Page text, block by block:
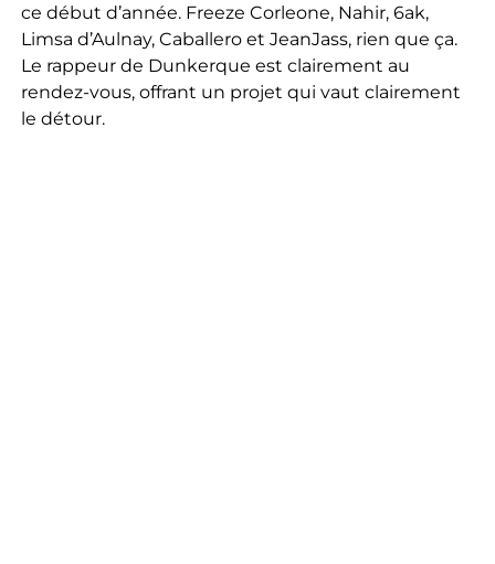
ce début d’année. Freeze Corleone, Nahir, 6ak,
Limsa d’Aulnay, Caballero et JeanJass, rien que ça.
Le rappeur de Dunkerque est clairement au
rendez-vous, offrant un projet qui vaut clairement
le détour.